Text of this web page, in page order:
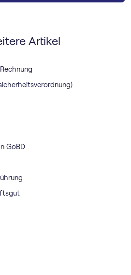
Artikel
GoBD